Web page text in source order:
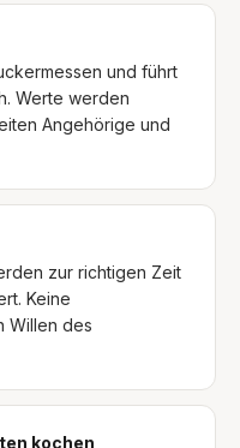
und führt
Werte werden
Angehörige und
zur richtigen Zeit
Keine
Willen des
kochen